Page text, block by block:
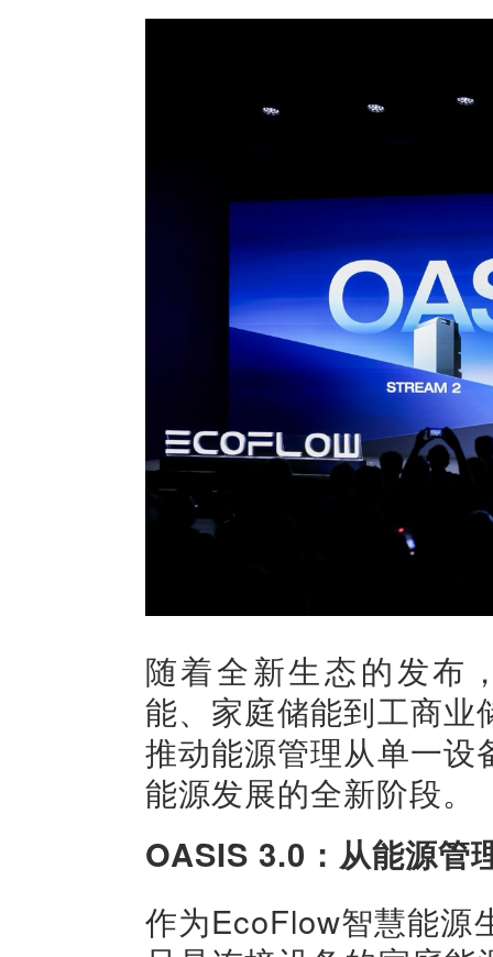
随着全新生态的发布
能、家庭储能到工商
推动能源管理从单一
能源发展的全新阶段。
OASIS 3.0：从能源管
作为EcoFlow智慧能源